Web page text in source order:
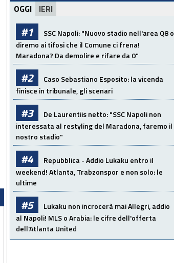
OGGI IERI
#1
SSC Napoli: "Nuovo stadio nell'area Q8 o
diremo ai tifosi che il Comune ci frena!
Maradona? Da demolire e rifare da 0"
#2
Caso Sebastiano Esposito: la vicenda
finisce in tribunale, gli scenari
#3
De Laurentiis netto: "SSC Napoli non
interessata al restyling del Maradona, faremo il
nostro stadio"
#4
Repubblica - Addio Lukaku entro il
weekend! Atlanta, Trabzonspor e non solo: le
ultime
#5
Lukaku non incrocerà mai Allegri, addio
al Napoli! MLS o Arabia: le cifre dell'offerta
dell'Atlanta United